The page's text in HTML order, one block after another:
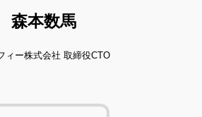
森本数馬
ィー株式会社 取締役CTO